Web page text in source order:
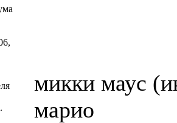
микки маус
марио